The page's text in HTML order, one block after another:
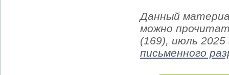
Данный
можно
(169), июль 2025
письменного